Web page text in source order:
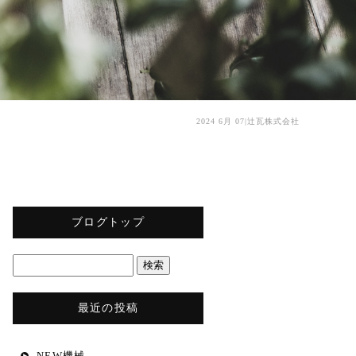
2024 6月 07|辻瓦株式会社
ブログトップ
最近の投稿